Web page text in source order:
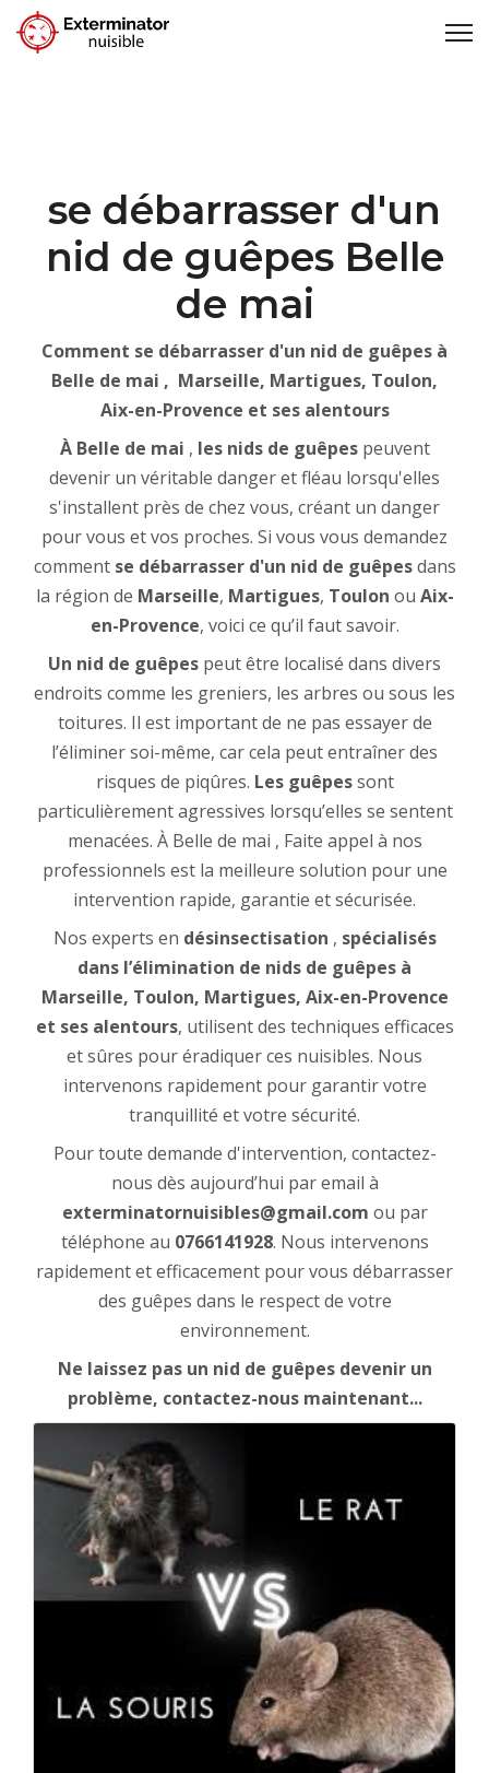
se débarrasser d'un
nid de guêpes Belle
de mai
Comment se débarrasser d'un nid de guêpes à
Belle de mai , Marseille, Martigues, Toulon,
Aix-en-Provence et ses alentours
À Belle de mai , les nids de guêpespeuvent
devenir un véritable danger et fléau lorsqu'elles
s'installent près de chez vous, créant un danger
pour vous et vos proches. Si vous vous demandez
comment se débarrasser d'un nid de guêpesdans
la région de Marseille, Martigues, Toulon ou Aix-
en-Provence, voici ce qu’il faut savoir.
Un nid de guêpes peut être localisé dans divers
endroits comme les greniers, les arbres ou sous les
toitures. Il est important de ne pas essayer de
l’éliminer soi-même, car cela peut entraîner des
risques de piqûres. Les guêpessont
particulièrement agressives lorsqu’elles se sentent
menacées. À Belle de mai , Faite appel à nos
professionnels est la meilleure solution pour une
intervention rapide, garantie et sécurisée.
Nos experts en désinsectisation , spécialisés
dans l’élimination de nids de guêpes à
Marseille, Toulon, Martigues, Aix-en-Provence
et ses alentours, utilisent des techniques efficaces
et sûres pour éradiquer ces nuisibles. Nous
intervenons rapidement pour garantir votre
tranquillité et votre sécurité.
Pour toute demande d'intervention, contactez-
nous dès aujourd’hui par email à
exterminatornuisibles@gmail.com ou par
téléphone au 0766141928. Nous intervenons
rapidement et efficacement pour vous débarrasser
des guêpes dans le respect de votre
environnement.
Ne laissez pas un nid de guêpes devenir un
problème, contactez-nous maintenant...